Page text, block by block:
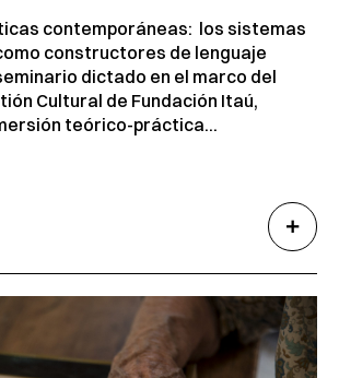
contemporáneas: los sistemas
constructores de lenguaje
dictado en el marco del
Cultural de Fundación Itaú,
teórico-práctica...